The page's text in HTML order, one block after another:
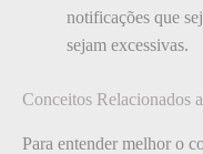
notificações que
sejam excessivas.
Conceitos Relacionados
Para entender melhor o